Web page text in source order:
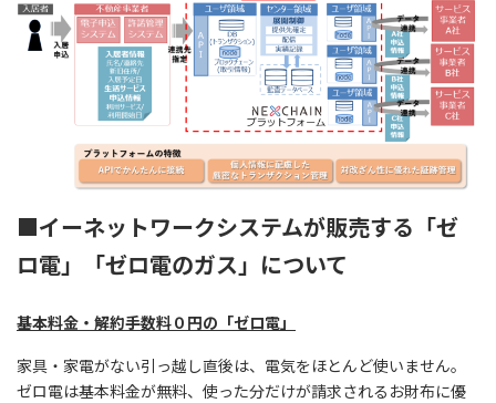
■イーネットワークシステムが販売する「ゼ
ロ電」「ゼロ電のガス」について
基本料金・解約手数料０円の「ゼロ電」
家具・家電がない引っ越し直後は、電気をほとんど使いません。
ゼロ電は基本料金が無料、使った分だけが請求されるお財布に優